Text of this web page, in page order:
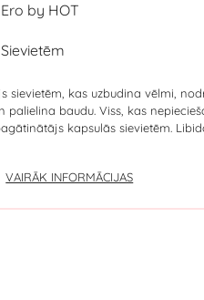
Ero by HOT
Sievietēm
sievietēm, kas uzbudina vēlmi,
palielina baudu. Viss, kas
kapsulās sievietēm.
VAIRĀK INFORMĀCIJAS